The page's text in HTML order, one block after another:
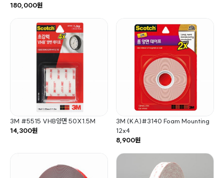
180,000원
3M #5515 VHB양면 50X1.5M
14,300원
3M (KA)#3140 Foam Mounting
12x4
8,900원